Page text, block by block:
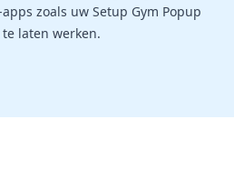
zoals uw Setup Gym Popup
laten werken.